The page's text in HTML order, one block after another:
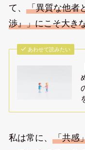
て、 「異質な他者
渉』」にこそ大き
あわせて読みたい
私は常に、 「共感